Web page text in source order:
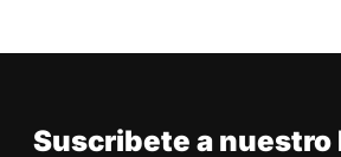
Suscribete a